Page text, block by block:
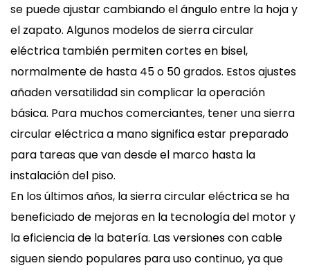
se puede ajustar cambiando el ángulo entre la hoja y
el zapato. Algunos modelos de sierra circular
eléctrica también permiten cortes en bisel,
normalmente de hasta 45 o 50 grados. Estos ajustes
añaden versatilidad sin complicar la operación
básica. Para muchos comerciantes, tener una sierra
circular eléctrica a mano significa estar preparado
para tareas que van desde el marco hasta la
instalación del piso.
En los últimos años, la sierra circular eléctrica se ha
beneficiado de mejoras en la tecnología del motor y
la eficiencia de la batería. Las versiones con cable
siguen siendo populares para uso continuo, ya que